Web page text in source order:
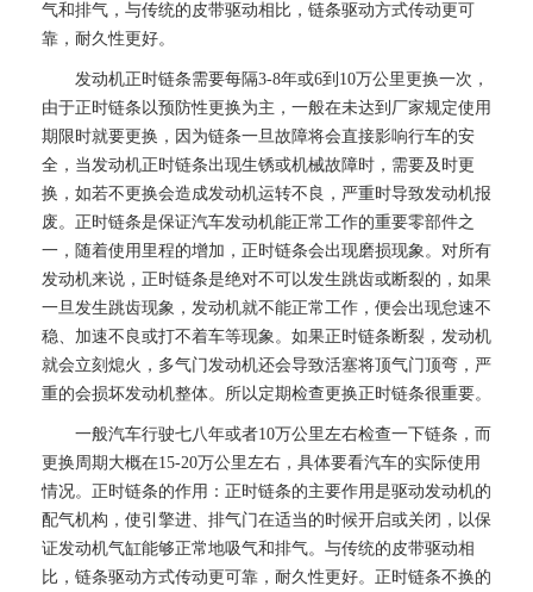
气和排气，与传统的皮带驱动相比，链条驱动方式传动更可
靠，耐久性更好。
发动机正时链条需要每隔3-8年或6到10万公里更换一次，
由于正时链条以预防性更换为主，一般在未达到厂家规定使用
期限时就要更换，因为链条一旦故障将会直接影响行车的安
全，当发动机正时链条出现生锈或机械故障时，需要及时更
换，如若不更换会造成发动机运转不良，严重时导致发动机报
废。正时链条是保证汽车发动机能正常工作的重要零部件之
一，随着使用里程的增加，正时链条会出现磨损现象。对所有
发动机来说，正时链条是绝对不可以发生跳齿或断裂的，如果
一旦发生跳齿现象，发动机就不能正常工作，便会出现怠速不
稳、加速不良或打不着车等现象。如果正时链条断裂，发动机
就会立刻熄火，多气门发动机还会导致活塞将顶气门顶弯，严
重的会损坏发动机整体。所以定期检查更换正时链条很重要。
一般汽车行驶七八年或者10万公里左右检查一下链条，而
更换周期大概在15-20万公里左右，具体要看汽车的实际使用
情况。正时链条的作用：正时链条的主要作用是驱动发动机的
配气机构，使引擎进、排气门在适当的时候开启或关闭，以保
证发动机气缸能够正常地吸气和排气。与传统的皮带驱动相
比，链条驱动方式传动更可靠，耐久性更好。正时链条不换的